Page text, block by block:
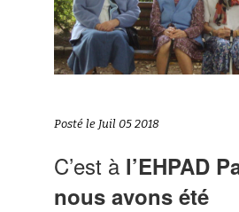
Posté le Juil 05 2018
C’est à l’EHPAD
nous avons été